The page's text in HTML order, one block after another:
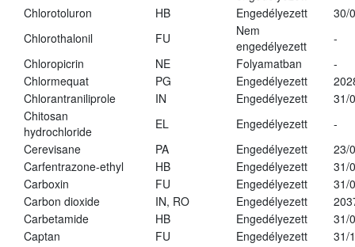
Chlorotoluron
HB Engedélyezett
30/
Chlorothalonil
FU
Nem
engedélyezett
-
Chloropicrin
NE Folyamatban
-
Chlormequat
PG Engedélyezett
Chlorantraniliprole
IN Engedélyezett
31/
Chitosan
hydrochloride
EL Engedélyezett
-
Cerevisane
PA Engedélyezett
23/
Carfentrazone-ethyl
HB Engedélyezett
31/
Carboxin
FU Engedélyezett
31/
Carbon dioxide
IN, RO Engedélyezett
Carbetamide
HB Engedélyezett
31/
Captan
FU Engedélyezett
31/